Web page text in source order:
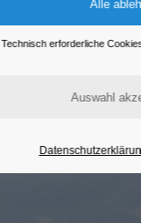
Technisch erforderliche